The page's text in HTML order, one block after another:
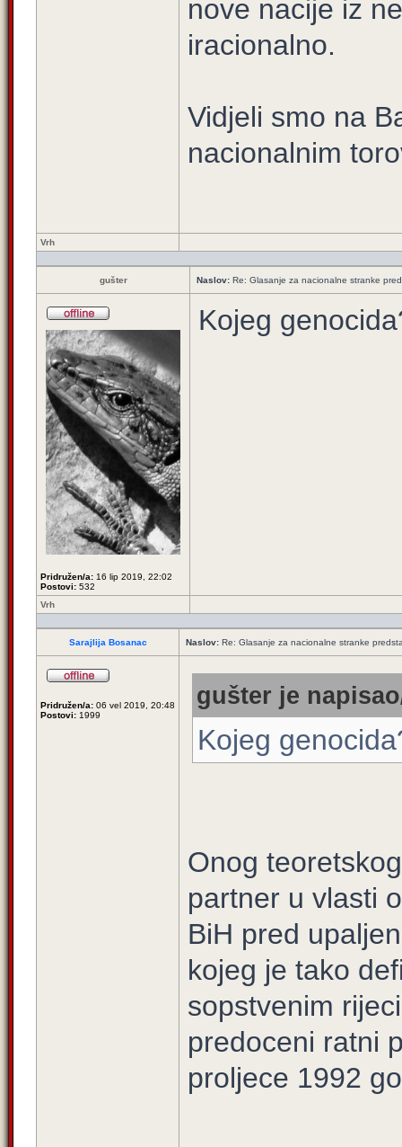
nove nacije iz
iracionalno.
Vidjeli smo na
nacionalnim
Vrh
gušter Naslov: Re: Glasanje za nacionalne stranke
Pridružen/a: 16 lip 2019, 22:02
Postovi: 532
Kojeg
Vrh
Sarajlija Bosanac Naslov: Re: Glasanje za nacionalne stranke
Pridružen/a: 06 vel 2019, 20:48
Postovi: 1999
gušter je
Kojeg
Onog
partner u vlasti
BiH pred
kojeg je tako
sopstvenim
predoceni ratni
proljece 1992